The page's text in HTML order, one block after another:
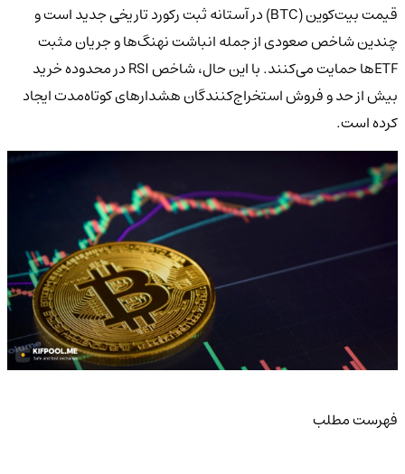
قیمت بیت‌کوین (BTC) در آستانه ثبت رکورد تاریخی جدید است و
چندین شاخص صعودی از جمله انباشت نهنگ‌ها و جریان مثبت
ETFها حمایت می‌کنند. با این حال، شاخص RSI در محدوده خرید
بیش از حد و فروش استخراج‌کنندگان هشدارهای کوتاه‌مدت ایجاد
کرده است.
فهرست مطلب